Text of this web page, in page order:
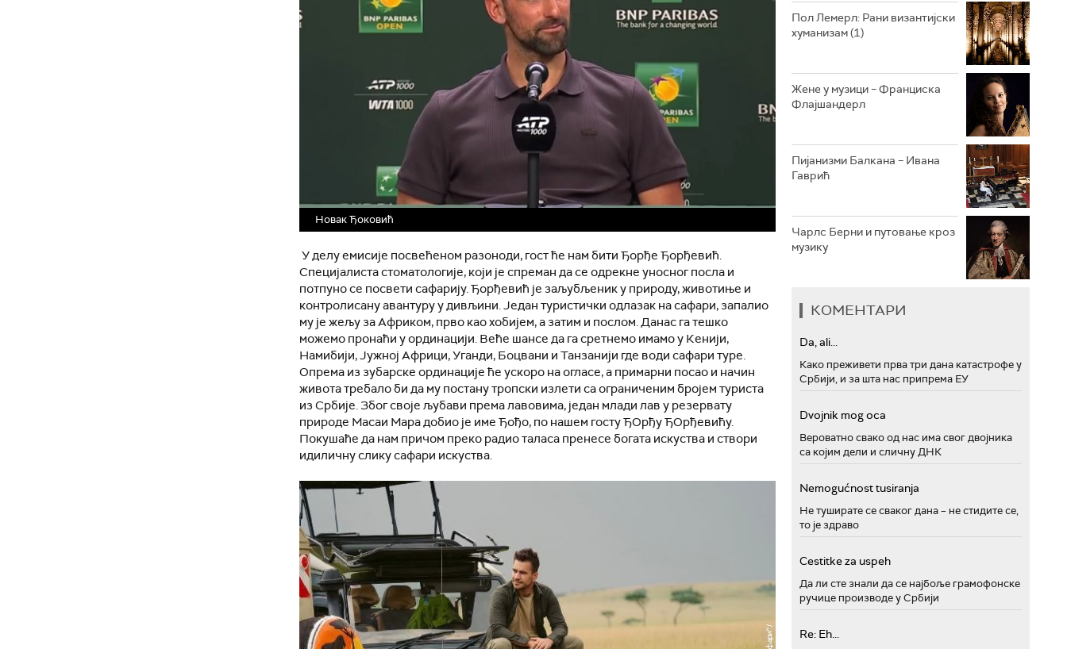
Новак Ђоковић
У делу емисије посвећеном разоноди, гост ће нам бити Ђорђе Ђорђевић.
Специјалиста стоматологије, који је спреман да се одрекне уносног посла и
потпуно се посвети сафарију. Ђорђевић је заљубљеник у природу, животиње и
контролисану авантуру у дивљини. Један туристички одлазак на сафари, запалио
му је жељу за Африком, прво као хобијем, а затим и послом. Данас га тешко
можемо пронаћи у ординацији. Веће шансе да га сретнемо имамо у Кенији,
Намибији, Јужној Африци, Уганди, Боцвани и Танзанији где води сафари туре.
Опрема из зубарске ординације ће ускоро на огласе, а примарни посао и начин
живота требало би да му постану тропски излети са ограниченим бројем туриста
из Србије. Због своје љубави према лавовима, један млади лав у резервату
природе Масаи Мара добио је име Ђођо, по нашем госту ЂОрђу ЂОрђевићу.
Покушаће да нам причом преко радио таласа пренесе богата искуства и створи
идиличну слику сафари искуства.
РАДИО ЏЕЗЕР
Пол Лемерл: Рани византијски
хуманизам (1)
Жене у музици – Франциска
Флајшандерл
Пијанизми Балкана – Ивана
Гаврић
Чарлс Берни и путовање кроз
музику
КОМЕНТАРИ
Da, ali...
Како преживети прва три дана катастрофе у
Србији, и за шта нас припрема ЕУ
Dvojnik mog oca
Вероватно свако од нас има свог двојника
са којим дели и сличну ДНК
Nemogućnost tusiranja
Не туширате се сваког дана – не стидите се,
то је здраво
Cestitke za uspeh
Да ли сте знали да се најбоље грамофонске
ручице производе у Србији
Re: Eh...